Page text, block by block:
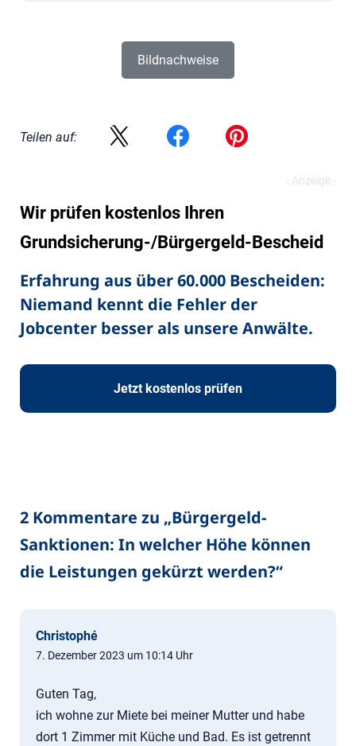
Bildnachweise
Teilen auf:
Wir prüfen kostenlos Ihren
Grundsicherung-/Bürgergeld-Bescheid
Erfahrung aus über 60.000 Bescheiden:
Niemand kennt die Fehler der
Jobcenter besser als unsere Anwälte.
Jetzt kostenlos prüfen
2 Kommentare zu „Bürgergeld-
Sanktionen: In welcher Höhe können
die Leistungen gekürzt werden?“
Christophé
7. Dezember 2023 um 10:14 Uhr
Guten Tag,
ich wohne zur Miete bei meiner Mutter und habe
dort 1 Zimmer mit Küche und Bad. Es ist getrennt